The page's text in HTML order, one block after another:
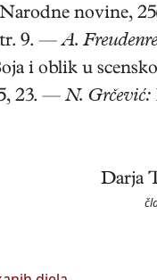
novine,
9. —A.
i oblik u
23. — N. Grčević:
Darja